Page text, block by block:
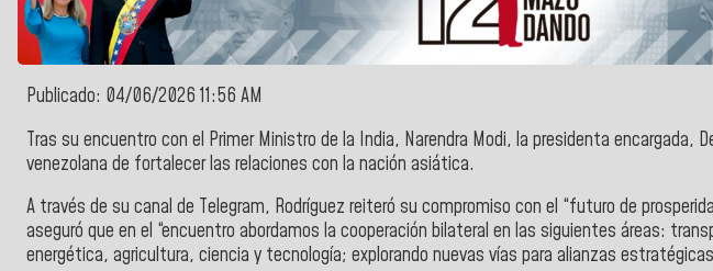
Publicado: 04/06/2026 11:56 AM
Tras su encuentro con el Primer Ministro de la India, Narendra Modi, la presidenta encargada,
venezolana de fortalecer las relaciones con la nación asiática.
A través de su canal de Telegram, Rodríguez reiteró su compromiso con el “futuro de
aseguró que en el “encuentro abordamos la cooperación bilateral en las siguientes áreas:
energética, agricultura, ciencia y tecnología; explorando nuevas vías para alianzas